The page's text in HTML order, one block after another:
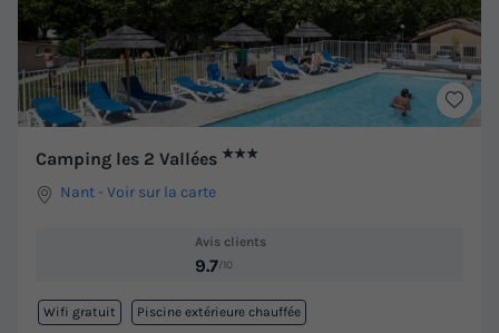
Camping les 2 Vallées ★★★
Nant -Voir sur la carte
Avis clients
9.7/10
Wifi gratuit Piscine extérieure chauffée